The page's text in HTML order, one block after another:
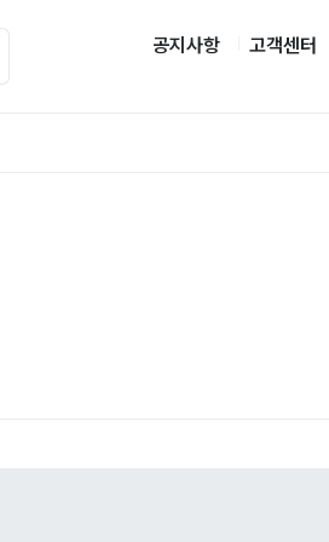
공지사항 고객센터